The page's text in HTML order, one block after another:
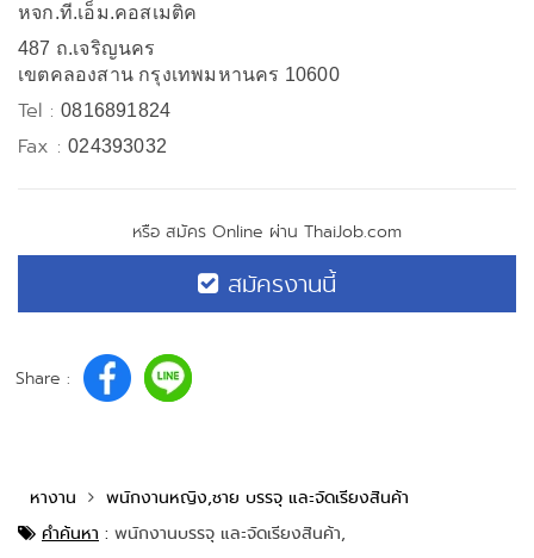
หจก.ที.เอ็ม.คอสเมติค
487 ถ.เจริญนคร
เขตคลองสาน กรุงเทพมหานคร 10600
Tel :0816891824
Fax :024393032
หรือ สมัคร Online ผ่าน ThaiJob.com
สมัครงานนี้
Share :
หางาน
พนักงานหญิง,ชาย บรรจุ และจัดเรียงสินค้า
คำค้นหา : พนักงานบรรจุ และจัดเรียงสินค้า,